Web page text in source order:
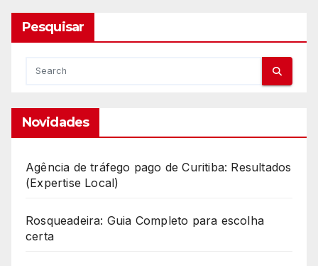
Pesquisar
Novidades
Agência de tráfego pago de Curitiba: Resultados
(Expertise Local)
Rosqueadeira: Guia Completo para escolha
certa